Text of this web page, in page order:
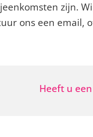
zijn.
ons een email,
Heeft u